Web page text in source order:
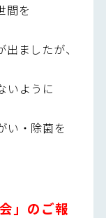
間を
ましたが、
いように
い・除菌を
」のご報